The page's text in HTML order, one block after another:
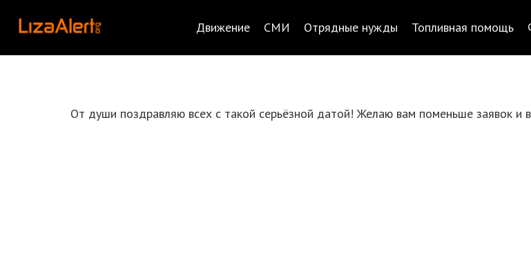
Движение СМИ Отрядные нужды Топливная помощь
От души поздравляю всех с такой серьёзной датой! Желаю вам поменьше заявок и